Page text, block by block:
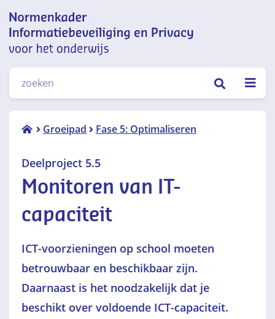
en privacy voor het onderwijs
ZOEKEN
Groeipad Fase 5: Optimaliseren
Deelproject
Monitoren
van IT-
capaciteit
Deelproject 5.5
Monitoren van IT-
capaciteit
ICT-voorzieningen op school moeten
betrouwbaar en beschikbaar zijn.
Daarnaast is het noodzakelijk dat je
beschikt over voldoende ICT-capaciteit.